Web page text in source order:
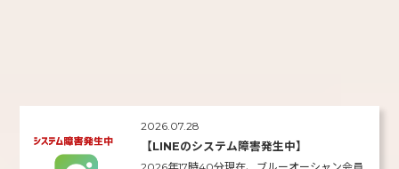
2026.07.28
【LINEのシステム障害発生中】